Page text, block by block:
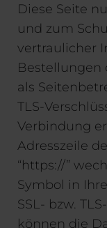
Diese Seite
und zum
vertraulicher
Bestellungen
als
TLS-
Verbindung
Adresszeile
“https://”
Symbol in
SSL- bzw.
können die